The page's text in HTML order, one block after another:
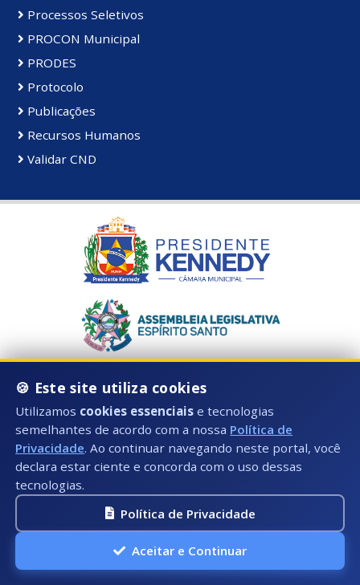
Processos Seletivos
PROCON Municipal
PRODES
Protocolo
Publicações
Recursos Humanos
Validar CND
Horário de Atendimento:
Segunda à Sexta: 08:00hs às 17:00hs
Telefone:
🍪 Este site utiliza cookies
Utilizamos cookies essenciais e tecnologias
semelhantes de acordo com a nossa Política de
Privacidade. Ao continuar navegando neste portal, você
declara estar ciente e concorda com o uso dessas
tecnologias.
Política de Privacidade
Aceitar e Continuar